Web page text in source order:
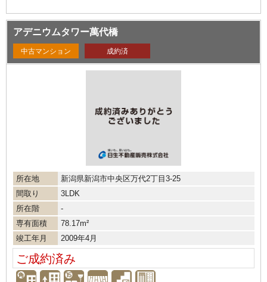
アデニウムタワー萬代橋
中古マンション 成約済
所在地
新潟県新潟市中央区万代2丁目3-25
間取り
3LDK
所在階
-
専有面積
78.17m²
竣工年月
2009年4月
ご成約済み